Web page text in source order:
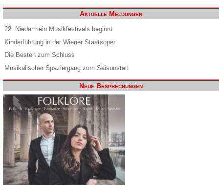
Aktuelle Meldungen
22. Niederrhein Musikfestivals beginnt
Kinderführung in der Wiener Staatsoper
Die Besten zum Schluss
Musikalischer Spaziergang zum Saisonstart
Neue Besprechungen